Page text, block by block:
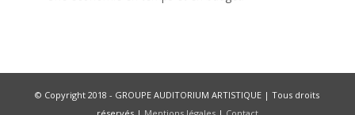
© Copyright 2018 - GROUPE AUDITORIUM ARTISTIQUE | Tous droits